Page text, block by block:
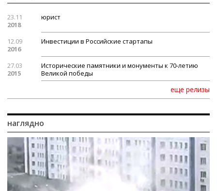
23.11
2018
юрист
12.09
2016
Инвестиции в Российские стартапы
27.03
2015
Исторические памятники и монументы к 70-летию
Великой победы
еще релизы
наглядно